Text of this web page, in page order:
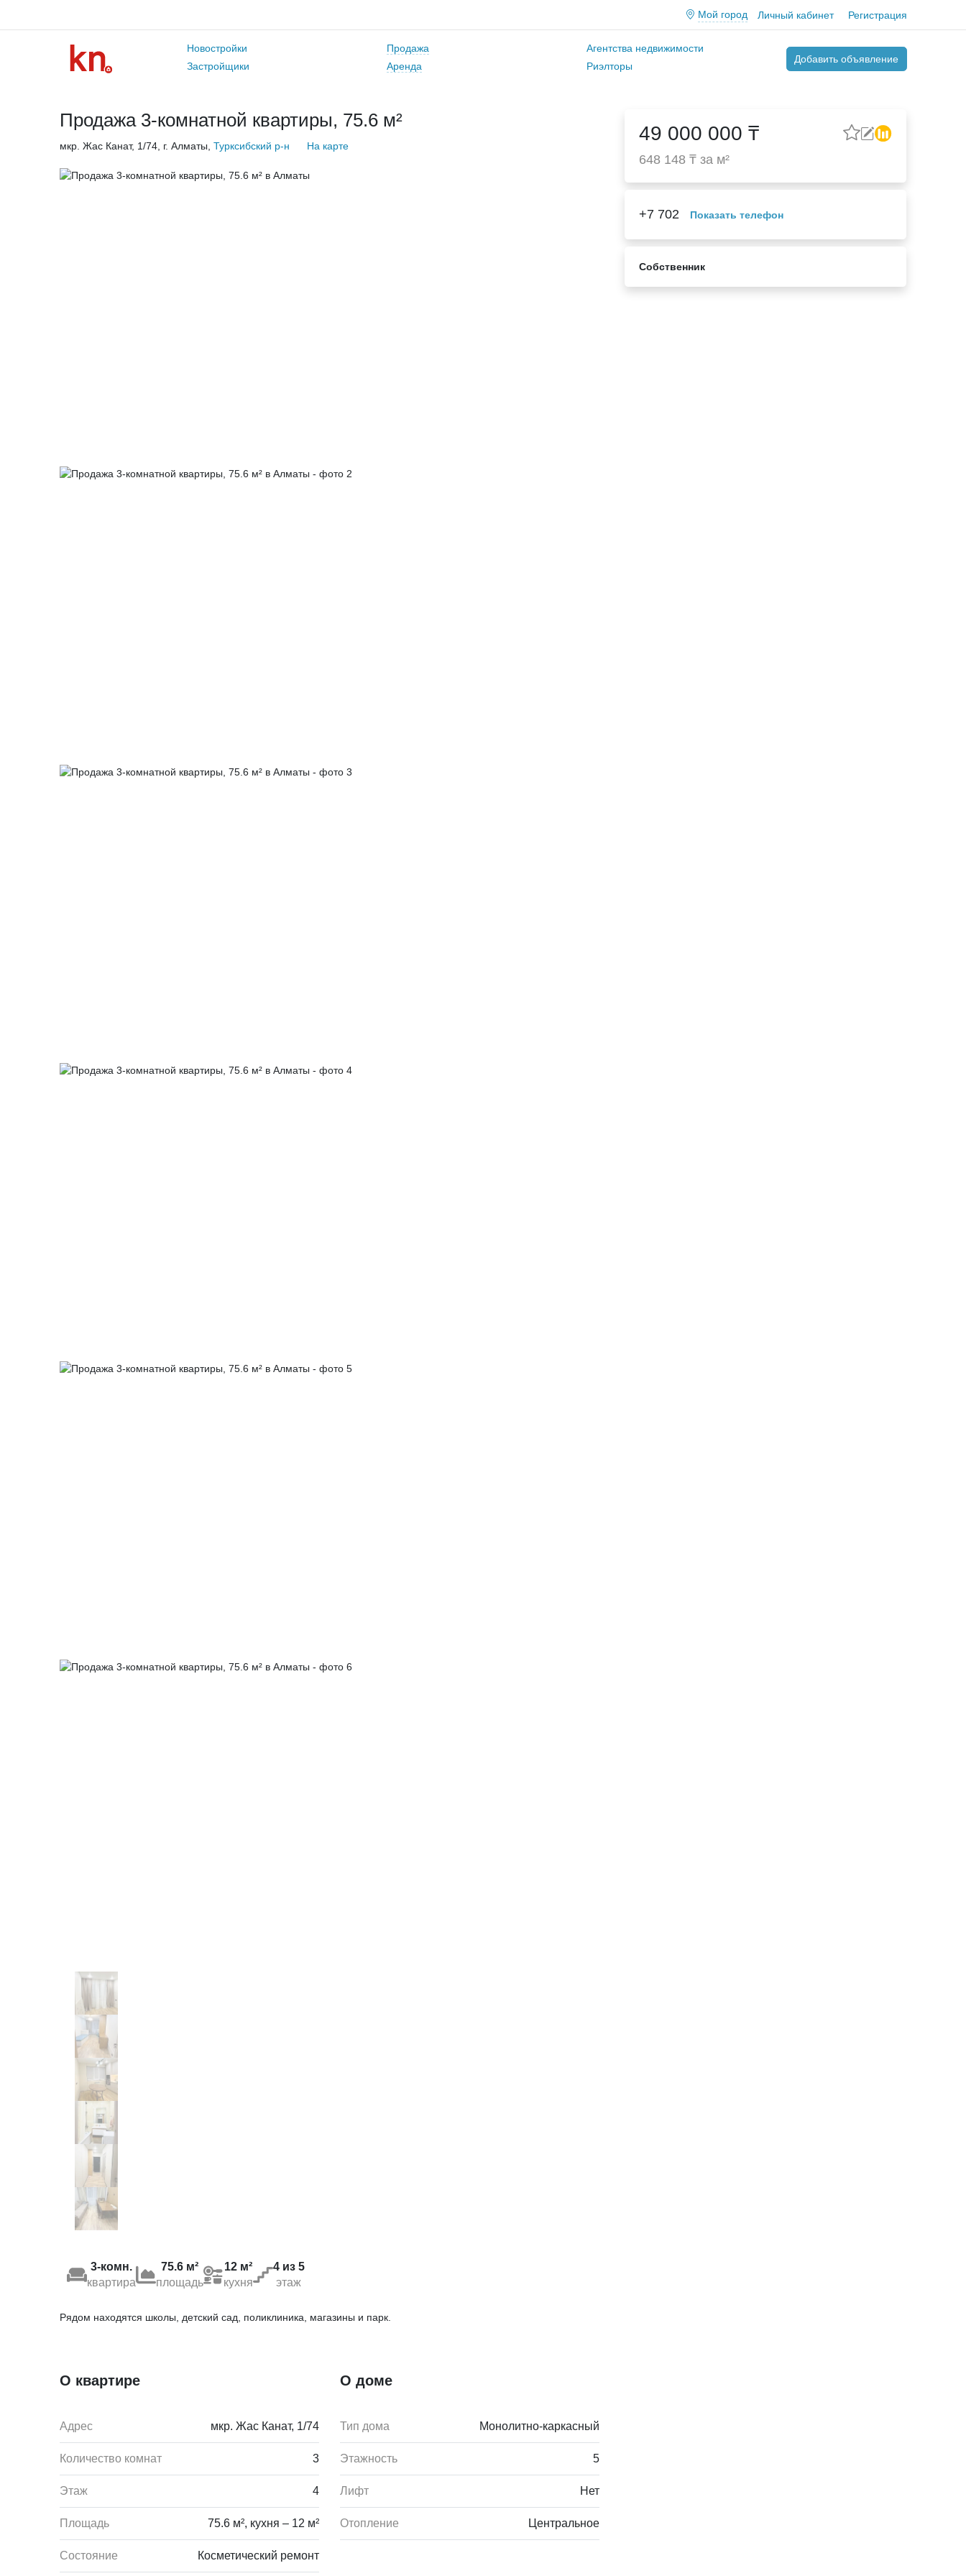
Мой город Личный кабинет Регистрация
Новостройки
Застройщики
Продажа
Аренда
Агентства недвижимости
Риэлторы
Добавить объявление
Продажа 3-комнатной квартиры, 75.6 м²
мкр. Жас Канат, 1/74, г. Алматы, Турксибский р-н На карте
3-комн.
квартира
75.6 м²
площадь
12 м²
кухня
4 из 5
этаж
Рядом находятся школы, детский сад, поликлиника, магазины и парк.
О квартире
Адрес мкр. Жас Канат, 1/74
Количество комнат 3
Этаж 4
Площадь 75.6 м², кухня – 12 м²
Состояние Косметический ремонт
О доме
Тип дома Монолитно-каркасный
Этажность 5
Лифт Нет
Отопление Центральное
49 000 000 ₸
648 148 ₸ за м²
+7 702 Показать телефон
Собственник